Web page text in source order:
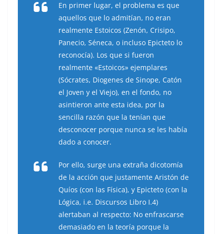
En primer lugar, el problema es que
aquellos que lo admitían, no eran
realmente Estoicos (Zenón, Crisipo,
Panecio, Séneca, o incluso Epicteto lo
reconocía). Los que si fueron
realmente «Estoicos» ejemplares
(Sócrates, Diogenes de Sinope, Catón
el Joven y el Viejo), en el fondo, no
asintieron ante esta idea, por la
sencilla razón que la tenían que
desconocer porque nunca se les había
dado a conocer.
Por ello, surge una extraña dicotomía
de la acción que justamente Aristón de
Quíos (con las Física), y Epicteto (con la
Lógica, i.e. Discursos Libro I.4)
alertaban al respecto: No enfrascarse
demasiado en la teoría porque la